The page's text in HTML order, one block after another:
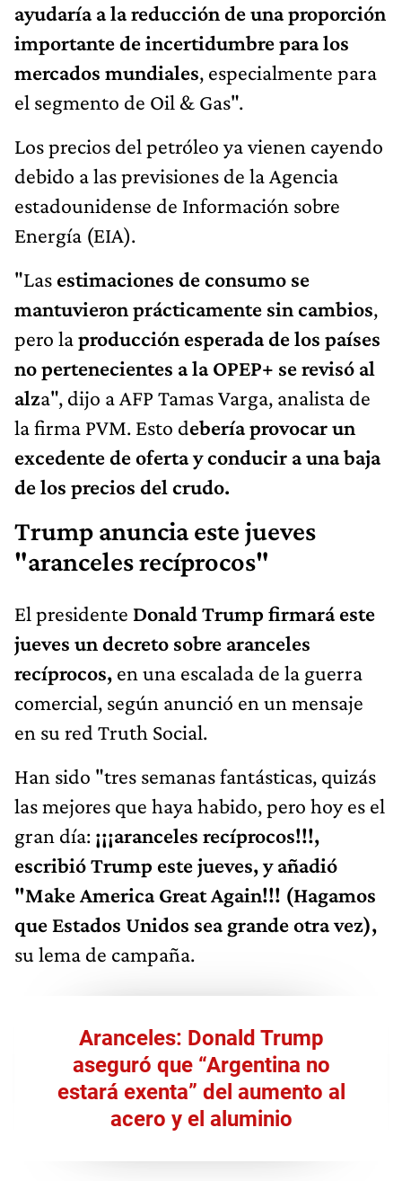
ayudaría a la reducción de una proporción
importante de incertidumbre para los
mercados mundiales, especialmente para
el segmento de Oil & Gas".
Los precios del petróleo ya vienen cayendo
debido a las previsiones de la Agencia
estadounidense de Información sobre
Energía (EIA).
"Las estimaciones de consumo se
mantuvieron prácticamente sin cambios,
pero laproducción esperada de los países
no pertenecientes a la OPEP+ se revisó al
alza", dijo a AFP Tamas Varga, analista de
la firma PVM. Esto debería provocar un
excedente de oferta y conducir a una baja
de los precios del crudo.
Trump anuncia este jueves
"aranceles recíprocos"
El presidente Donald Trump firmará este
jueves un decreto sobre aranceles
recíprocos, en una escalada de la guerra
comercial, según anunció en un mensaje
en su red Truth Social.
Han sido "tres semanas fantásticas, quizás
las mejores que haya habido, pero hoy es el
gran día: ¡¡¡aranceles recíprocos!!!,
escribió Trump este jueves, y añadió
"Make America Great Again!!! (Hagamos
que Estados Unidos sea grande otra vez),
su lema de campaña.
Aranceles: Donald Trump
aseguró que “Argentina no
estará exenta” del aumento al
acero y el aluminio